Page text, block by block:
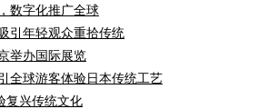
数字化推广全球
引年轻观众重拾传统
举办国际展览
全球游客体验日本传统工艺
复兴传统文化